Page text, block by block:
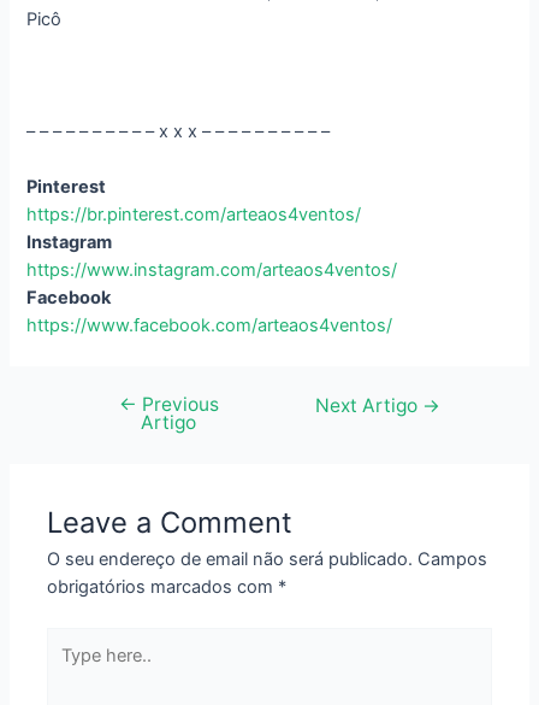
Picô
– – – – – – – – – – x x x – – – – – – – – – –
Pinterest
https://br.pinterest.com/arteaos4ventos/
Instagram
https://www.instagram.com/arteaos4ventos/
Facebook
https://www.facebook.com/arteaos4ventos/
Navegação
← Previous
Artigo
Next Artigo →
Leave a Comment
O seu endereço de email não será publicado. Campos
obrigatórios marcados com *
here..